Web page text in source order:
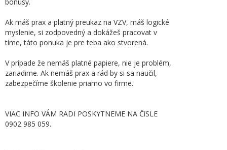
Ak máš prax a platný preukaz na VZV, máš logické
myslenie, si zodpovedný a dokážeš pracovat v
tíme, táto ponuka je pre teba ako stvorená.
V prípade že nemáš platné papiere, nie je problém,
zariadime. Ak nemáš prax a rád by si sa naučil,
zabezpečíme školenie priamo vo firme.
VIAC INFO VÁM RADI POSKYTNEME NA ČíSLE
0902 985 059.